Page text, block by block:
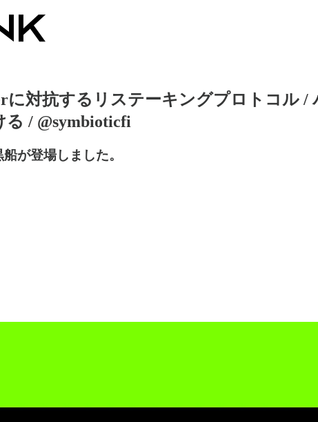
に対抗するリステーキングプロトコル
/ @symbioticfi
が登場しました。